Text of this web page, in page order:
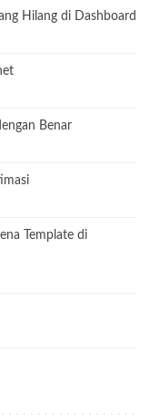
Hilang di Dashboard
Benar
Template di